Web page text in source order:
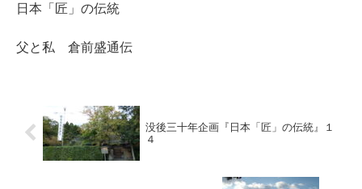
日本「匠」の伝統
父と私 倉前盛通伝
没後三十年企画『日本「匠」の伝統』１
４